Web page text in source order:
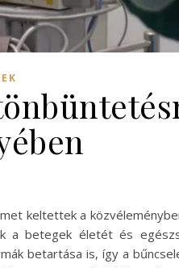
keltettek a
a betegek életét és
betartása is, így a